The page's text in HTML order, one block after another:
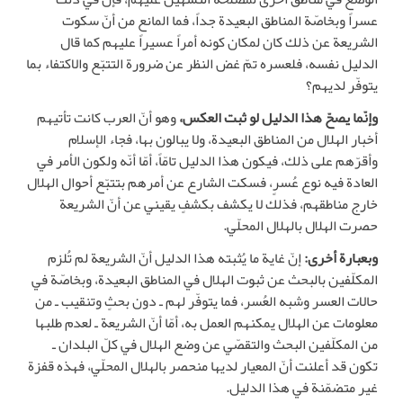
عسراً وبخاصّة المناطق البعيدة جداً، فما المانع من أنّ سكوت
الشريعة عن ذلك كان لمكان كونه أمراً عسيراً عليهم كما قال
الدليل نفسه، فلعسره تمّ غض النظر عن ضرورة التتبّع والاكتفاء بما
يتوفّر لديهم؟
وإنّما يصحّ هذا الدليل لو ثبت العكس،وهو أنّ العرب كانت تأتيهم
أخبار الهلال من المناطق البعيدة، ولا يبالون بها، فجاء الإسلام
وأقرّهم على ذلك، فيكون هذا الدليل تامّاً، أمّا أنّه ولكون الأمر في
العادة فيه نوع عُسرٍ، فسكت الشارع عن أمرهم بتتبّع أحوال الهلال
خارج مناطقهم، فذلك لا يكشف بكشفٍ يقيني عن أنّ الشريعة
حصرت الهلال بالهلال المحلّي.
وبعبارة أخرى:إنّ غاية ما يُثبته هذا الدليل أنّ الشريعة لم تُلزم
المكلّفين بالبحث عن ثبوت الهلال في المناطق البعيدة، وبخاصّة في
حالات العسر وشبه العُسر، فما يتوفّر لهم ـ دون بحثٍ وتنقيب ـ من
معلومات عن الهلال يمكنهم العمل به، أمّا أنّ الشريعة ـ لعدم طلبها
من المكلّفين البحث والتقصّي عن وضع الهلال في كلّ البلدان ـ
تكون قد أعلنت أنّ المعيار لديها منحصر بالهلال المحلّي، فهذه قفزة
غير متضمّنة في هذا الدليل.